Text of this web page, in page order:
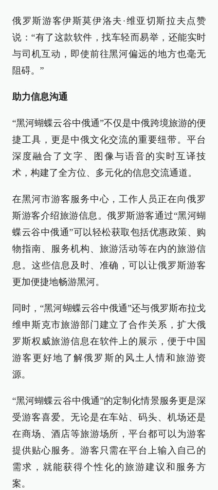
俄罗斯游客伊斯莫伊洛夫·维亚切斯拉夫点赞
说：“有了这款软件，找车轻而易举，还能实时
与司机互动，即使前往黑河偏远的地方也毫无
阻碍。”
助力信息沟通
“黑河蝴蝶云谷中俄通”不仅是中俄跨境旅游的便
捷工具，更是中俄文化交流的重要纽带。平台
深度融合了文字、图像与语音的实时互译技
术，构建了全方位、多元化的信息交流通道。
在黑河市游客服务中心，工作人员正在向俄罗
斯游客介绍旅游信息。俄罗斯游客通过“黑河蝴
蝶云谷中俄通”可以轻松获取包括优惠政策、购
物指南、服务机构、旅游活动等在内的旅游信
息。这些信息及时、准确，可以让俄罗斯游客
更加便捷地畅游黑河。
同时，“黑河蝴蝶云谷中俄通”还与俄罗斯布拉戈
维申斯克市旅游部门建立了合作关系，扩大俄
罗斯权威旅游信息在软件上的展示，便于中国
游客更好地了解俄罗斯的风土人情和旅游资
源。
“黑河蝴蝶云谷中俄通”的定制化情景服务更是深
受游客喜爱。无论是在车站、码头、机场还是
在商场、酒店等旅游场所，平台都可以为游客
提供贴心服务。游客只需在平台上输入自己的
需求，就能获得个性化的旅游建议和服务方
案。